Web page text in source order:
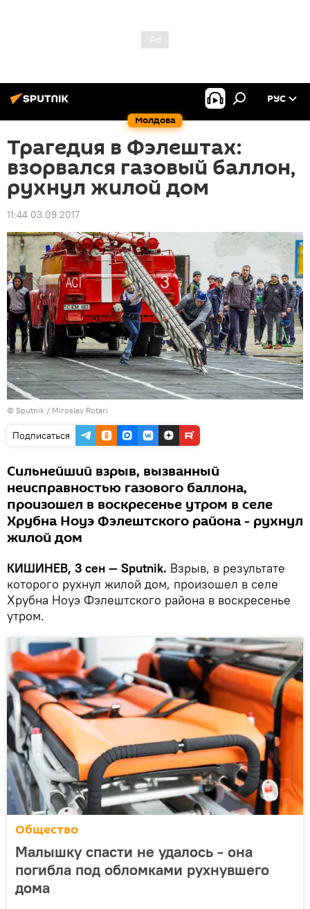
Молдова
РУС
Трагедия в Фэлештах:
взорвался газовый баллон,
рухнул жилой дом
11:44 03.09.2017
© Sputnik / Miroslav Rotari
Подписаться
Сильнейший взрыв, вызванный
неисправностью газового баллона,
произошел в воскресенье утром в селе
Хрубна Ноуэ Фэлештского района - рухнул
жилой дом
КИШИНЕВ, 3 сен — Sputnik. Взрыв, в результате
которого рухнул жилой дом, произошел в селе
Хрубна Ноуэ Фэлештского района в воскресенье
утром.
Общество
Малышку спасти не удалось - она
погибла под обломками рухнувшего
дома